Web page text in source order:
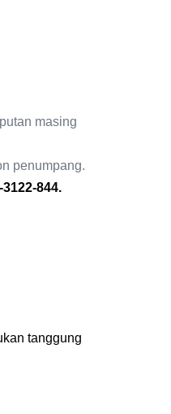
masing
penumpang.
3122-844.
tanggung